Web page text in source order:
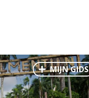
MIJN GIDS